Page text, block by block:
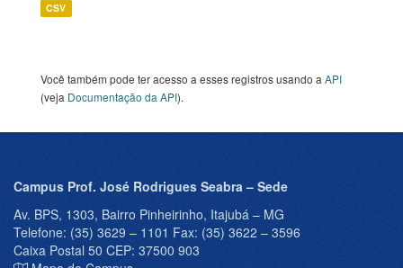
CSV
Você também pode ter acesso a esses registros usando a API
(veja Documentação da API).
Campus Prof. José Rodrigues Seabra – Sede
Av. BPS, 1303, Bairro Pinheirinho, Itajubá – MG
Telefone: (35) 3629 – 1101 Fax: (35) 3622 – 3596
Caixa Postal 50 CEP: 37500 903